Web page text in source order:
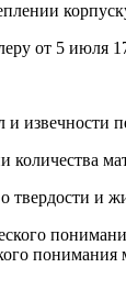
от 5 июля
извечности
и